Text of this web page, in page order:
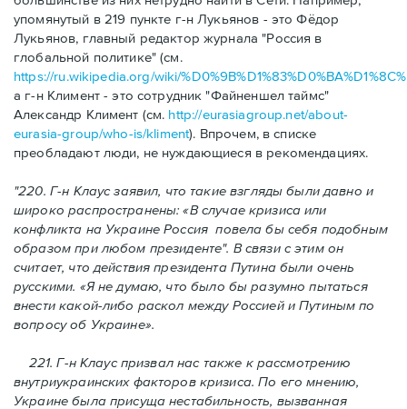
упомянутый в 219 пункте г-н Лукьянов - это Фёдор
Лукьянов, главный редактор журнала "Россия в
глобальной политике" (см.
https://ru.wikipedia.org/wiki/
a г-н Климент - это сотрудник "Файненшел таймс"
Александp Климент (см. http://eurasiagroup.net/about-
eurasia-group/who-is/kliment). Впрочем, в списке
преобладают люди, не нуждающиеся в рекомендациях.
"220. Г-н Клаус заявил, что такие взгляды были давно и
широко распространены:«В случае кризиса или
конфликта на Украине Россияповела бы себя подобным
образомпри любом президенте". В связи с этим он
считает, что действия президента Путина были очень
русскими. «Я не думаю, что было бы разумно пытаться
внести какой-либо раскол между Россией и Путиным по
вопросу об Украине».
221. Г-н Клаус призвал нас также к рассмотрению
внутриукраинских факторов кризиса. По его мнению,
Украине была присуща нестабильность, вызванная